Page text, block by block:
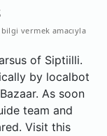
vermek amacıyla
of Siptiilli.
by localbot
As soon
team and
Visit this